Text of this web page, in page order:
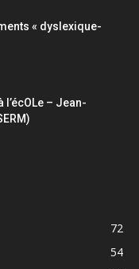
« dyslexique-
l’écOLe – Jean-
72
54